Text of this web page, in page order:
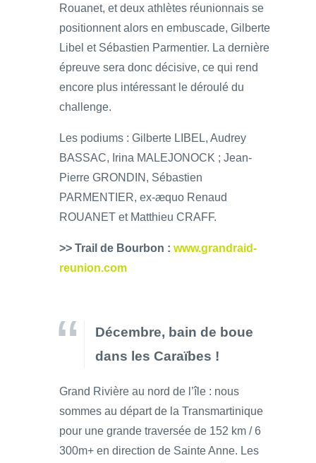
Rouanet, et deux athlètes réunionnais se
positionnent alors en embuscade, Gilberte
Libel et Sébastien Parmentier. La dernière
épreuve sera donc décisive, ce qui rend
encore plus intéressant le déroulé du
challenge.
Les podiums : Gilberte LIBEL, Audrey
BASSAC, Irina MALEJONOCK ; Jean-
Pierre GRONDIN, Sébastien
PARMENTIER, ex-æquo Renaud
ROUANET et Matthieu CRAFF.
>> Trail de Bourbon : www.grandraid-
reunion.com
Décembre, bain de boue
dans les Caraïbes !
Grand Rivière au nord de l’île : nous
sommes au départ de la Transmartinique
pour une grande traversée de 152 km / 6
300m+ en direction de Sainte Anne. Les